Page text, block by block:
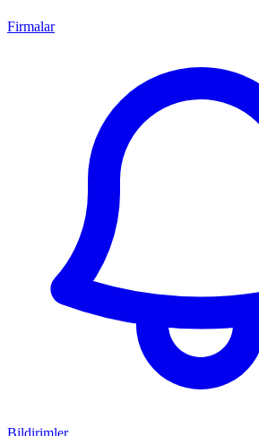
Firmalar
Bildirimler